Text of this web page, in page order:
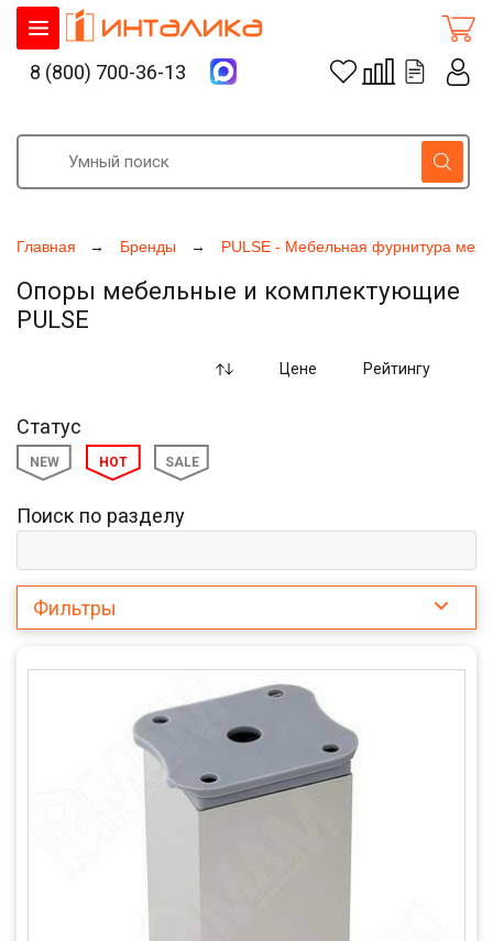
Главная Бренды PULSE - Мебельная фурнитура
Опоры мебельные и комплектующие
PULSE
Цене Рейтингу
Статус
NEW HOT SALE
Поиск по разделу
Фильтры
8 (800) 700-36-13